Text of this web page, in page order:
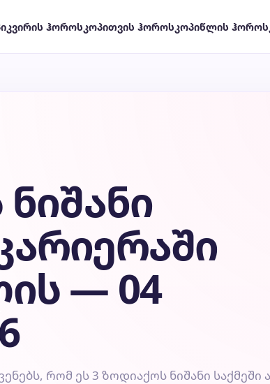
კვირის ჰოროსკოპითვის ჰოროსკოპიწლის
— 04
რომ ეს 3 ზოდიაქოს ნიშანი საქმეში